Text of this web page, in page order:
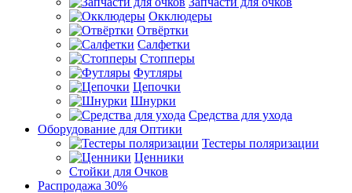
Окклюдеры
Отвёртки
Салфетки
Стопперы
Футляры
Цепочки
Шнурки
Средства для ухода
Оборудование для Оптики
Тестеры поляризации
Ценники
Стойки для Очков
Распродажа 30%